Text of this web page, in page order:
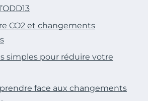
CO2 et changements
simples pour réduire votre
face aux changements